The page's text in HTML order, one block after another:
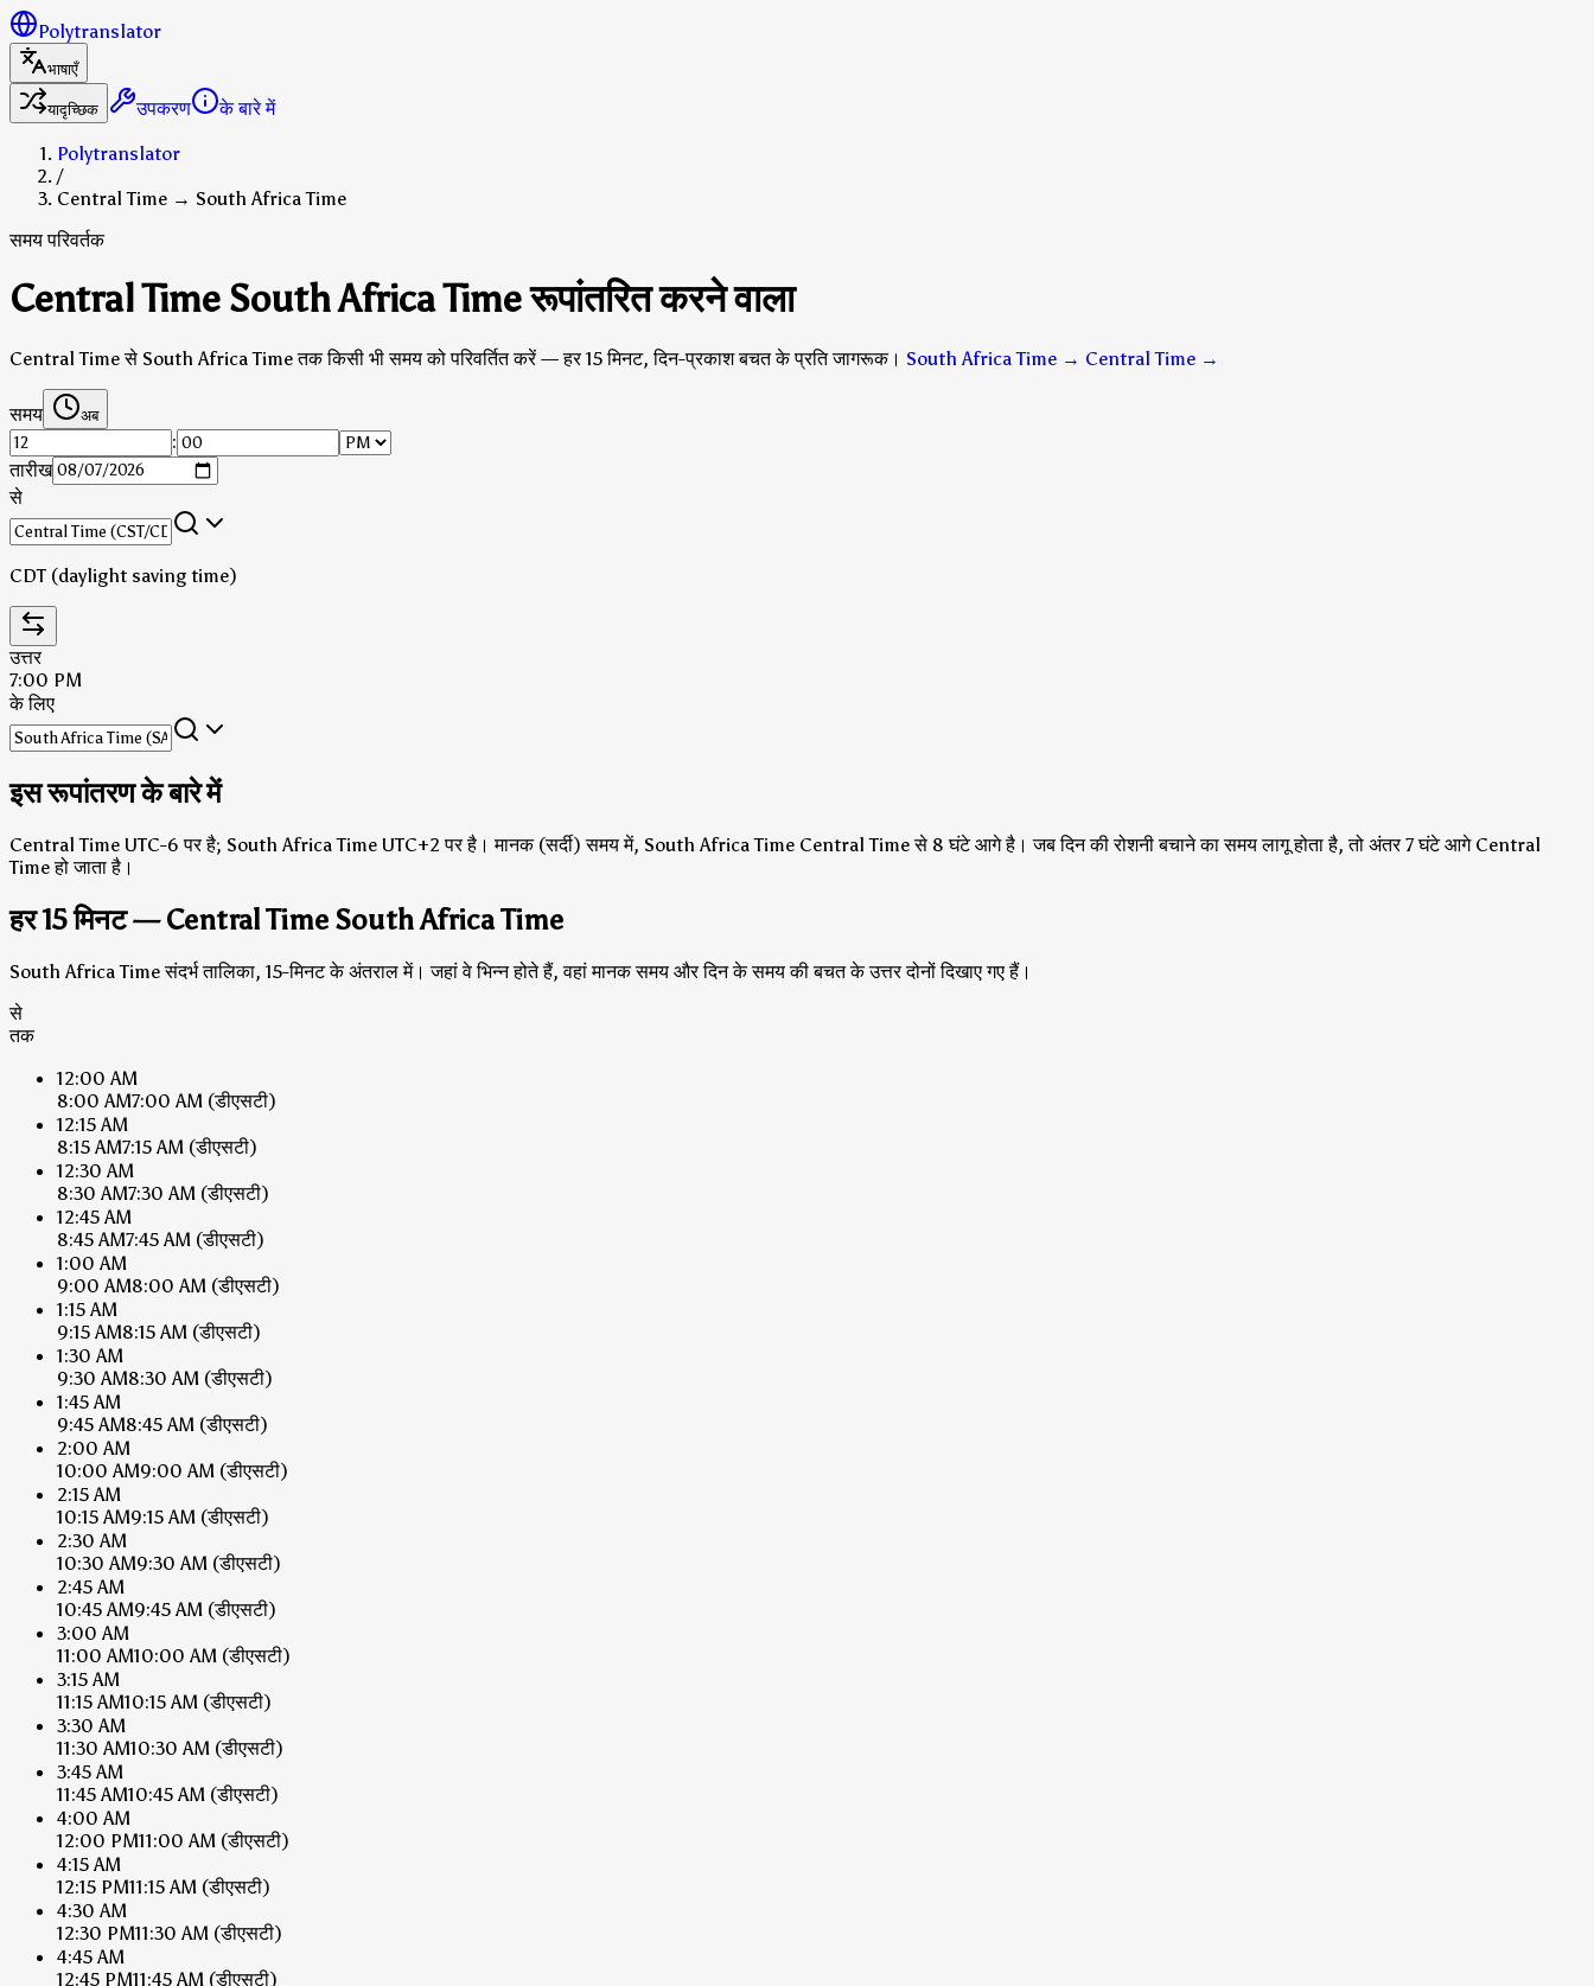
Polytranslator
भाषाएँ
यादृच्छिक
उपकरण
के बारे में
Polytranslator
/
Central Time → South Africa Time
समय परिवर्तक
Central Time South Africa Time रूपांतरित करने वाला
Central Time से South Africa Time तक किसी भी समय को परिवर्तित करें — हर 15 मिनट, दिन-प्रकाश बचत के प्रति जागरूक। South Africa Time → Central Time →
समय अब
:
तारीख
से
CDT (daylight saving time)
उत्तर
7:00 PM
के लिए
इस रूपांतरण के बारे में
Central Time UTC-6 पर है; South Africa Time UTC+2 पर है। मानक (सर्दी) समय में, South Africa Time Central Time से 8 घंटे आगे है। जब दिन की रोशनी बचाने का समय लागू होता है, तो अंतर 7 घंटे आगे Central
Time हो जाता है।
हर 15 मिनट — Central Time South Africa Time
South Africa Time संदर्भ तालिका, 15-मिनट के अंतराल में। जहां वे भिन्न होते हैं, वहां मानक समय और दिन के समय की बचत के उत्तर दोनों दिखाए गए हैं।
से
तक
12:00 AM
8:00 AM7:00 AM (डीएसटी)
12:15 AM
8:15 AM7:15 AM (डीएसटी)
12:30 AM
8:30 AM7:30 AM (डीएसटी)
12:45 AM
8:45 AM7:45 AM (डीएसटी)
1:00 AM
9:00 AM8:00 AM (डीएसटी)
1:15 AM
9:15 AM8:15 AM (डीएसटी)
1:30 AM
9:30 AM8:30 AM (डीएसटी)
1:45 AM
9:45 AM8:45 AM (डीएसटी)
2:00 AM
10:00 AM9:00 AM (डीएसटी)
2:15 AM
10:15 AM9:15 AM (डीएसटी)
2:30 AM
10:30 AM9:30 AM (डीएसटी)
2:45 AM
10:45 AM9:45 AM (डीएसटी)
3:00 AM
11:00 AM10:00 AM (डीएसटी)
3:15 AM
11:15 AM10:15 AM (डीएसटी)
3:30 AM
11:30 AM10:30 AM (डीएसटी)
3:45 AM
11:45 AM10:45 AM (डीएसटी)
4:00 AM
12:00 PM11:00 AM (डीएसटी)
4:15 AM
12:15 PM11:15 AM (डीएसटी)
4:30 AM
12:30 PM11:30 AM (डीएसटी)
4:45 AM
12:45 PM11:45 AM (डीएसटी)